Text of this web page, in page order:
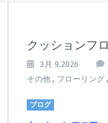
クッションフ
3月 9,2026
その他 , フローリング ,
ブログ